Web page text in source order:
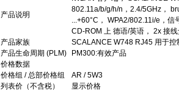
产品说明
802.11a/b/g/h/n，2.4/5GHz，
...+60°C， WPA2/802.11i/e，
CD-ROM 上 德语/英语， 2x 接
产品家族
SCALANCE W748 RJ45 用于控
产品生命周期 (PLM)
PM300:有效产品
价格数据
价格组 / 总部价格组
AR / 5W3
列表价（不含税）
显示价格